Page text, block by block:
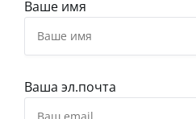
Ваше имя
Ваша эл.почта